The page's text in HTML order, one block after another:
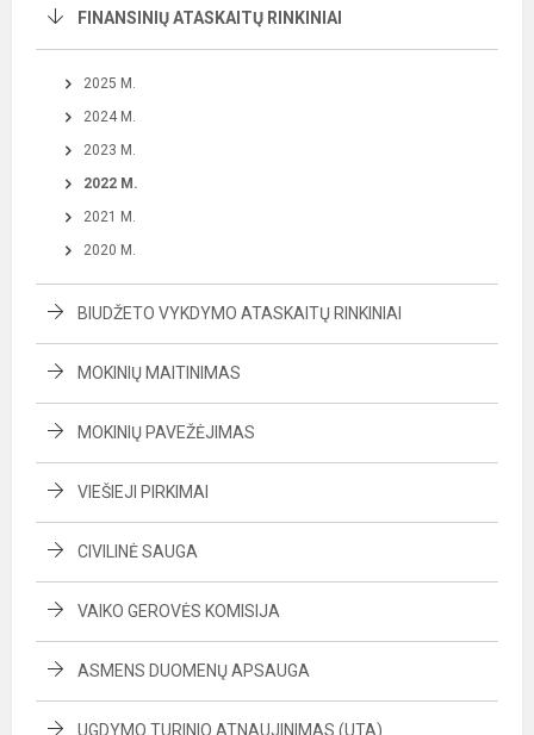
FINANSINIŲ ATASKAITŲ RINKINIAI
2025 M.
2024 M.
2023 M.
2022 M.
2021 M.
2020 M.
BIUDŽETO VYKDYMO ATASKAITŲ RINKINIAI
MOKINIŲ MAITINIMAS
MOKINIŲ PAVEŽĖJIMAS
VIEŠIEJI PIRKIMAI
CIVILINĖ SAUGA
VAIKO GEROVĖS KOMISIJA
ASMENS DUOMENŲ APSAUGA
UGDYMO TURINIO ATNAUJINIMAS (UTA)